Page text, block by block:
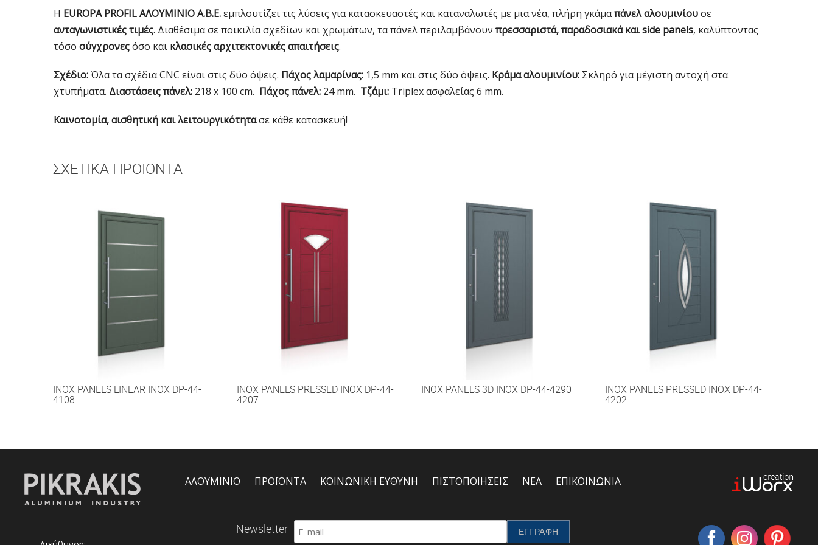
Η EUROPA PROFIL ΑΛΟΥΜΙΝΙΟ Α.Β.Ε.εμπλουτίζει τις λύσεις για κατασκευαστές και καταναλωτές με μια νέα, πλήρη γκάμαπάνελ αλουμινίουσε
ανταγωνιστικές τιμές. Διαθέσιμα σε ποικιλία σχεδίων και χρωμάτων, τα πάνελ περιλαμβάνουν πρεσσαριστά, παραδοσιακά και side panels, καλύπτοντας
τόσο σύγχρονεςόσο και κλασικές αρχιτεκτονικές απαιτήσεις.
Σχέδιο:Όλα τα σχέδια CNC είναι στις δύο όψεις. Πάχος λαμαρίνας: 1,5 mm και στις δύο όψεις. Κράμα αλουμινίου: Σκληρό για μέγιστη αντοχή στα
χτυπήματα. Διαστάσεις πάνελ: 218 x 100 cm. Πάχος πάνελ: 24 mm. Τζάμι: Triplex ασφαλείας 6 mm.
Καινοτομία, αισθητική και λειτουργικότητασε κάθε κατασκευή!
ΣΧΕΤΙΚΆ ΠΡΟΪΌΝΤΑ
INOX PANELS LINEAR INOX DP-44-
4108
INOX PANELS PRESSED INOX DP-44-
4207
INOX PANELS 3D INOX DP-44-4290 INOX PANELS PRESSED INOX DP-44-
4202
ΑΛΟΥΜΙΝΙΟ ΠΡΟΪΟΝΤΑ ΚΟΙΝΩΝΙΚΗ ΕΥΘΥΝΗ ΠΙΣΤΟΠΟΙΗΣΕΙΣ ΝΕΑ ΕΠΙΚΟΙΝΩΝΙΑ
Newsletter